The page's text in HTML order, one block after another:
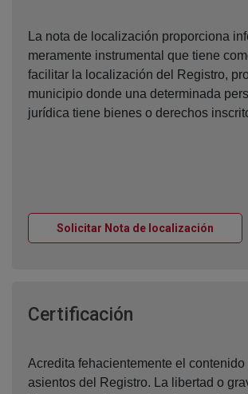
La nota de localización proporciona
meramente instrumental que tiene
facilitar la localización del Registro,
municipio donde una determinada
jurídica tiene bienes o derechos
Solicitar Nota de localización
Certificación
Acredita fehacientemente el contenido
asientos del Registro. La libertad o